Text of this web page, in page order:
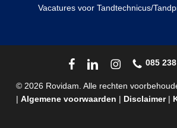
Vacatures voor Tandtechnicus/
© 2026 Rovidam. Alle rechten
| Algemene voorwaarden | Disclaimer|
085